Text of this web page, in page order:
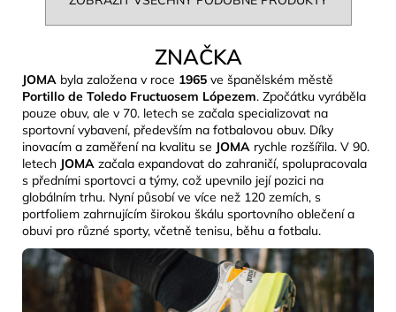
ZNAČKA
JOMA byla založena v roce 1965 ve španělském městě
Portillo de Toledo Fructuosem Lópezem. Zpočátku vyráběla
pouze obuv, ale v 70. letech se začala specializovat na
sportovní vybavení, především na fotbalovou obuv. Díky
inovacím a zaměření na kvalitu se JOMA rychle rozšířila. V 90.
letech JOMA začala expandovat do zahraničí, spolupracovala
s předními sportovci a týmy, což upevnilo její pozici na
globálním trhu. Nyní působí ve více než 120 zemích, s
portfoliem zahrnujícím širokou škálu sportovního oblečení a
obuvi pro různé sporty, včetně tenisu, běhu a fotbalu.